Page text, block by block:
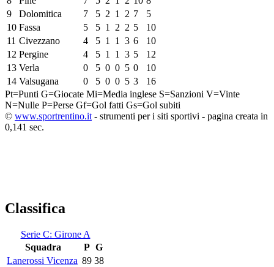
9
Dolomitica 7 5 2 1 2 7
5
10 Fassa 5 5 1 2 2 5
10
11 Civezzano 4 5 1 1 3 6
10
12 Pergine 4 5 1 1 3 5
12
13 Verla 0 5 0 0 5 0
10
14 Valsugana 0 5 0 0 5 3
16
Pt=Punti G=Giocate Mi=Media inglese S=Sanzioni V=Vinte
N=Nulle P=Perse Gf=Gol fatti Gs=Gol subiti
© www.sportrentino.it - strumenti per i siti sportivi - pagina creata in
0,141 sec.
Classifica
Serie C: Girone A
Squadra
P G
Lanerossi Vicenza 89 38